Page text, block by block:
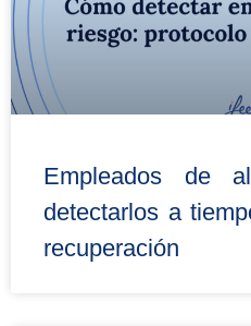
Empleados de
detectarlos a
recuperación